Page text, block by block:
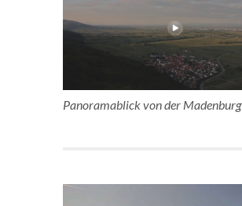
Panoramablick von der Madenburg